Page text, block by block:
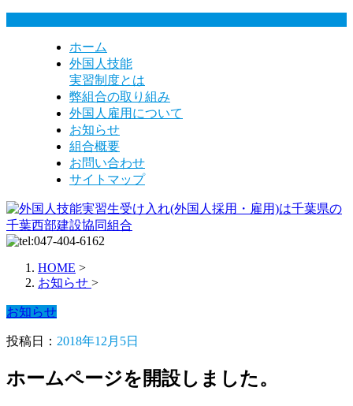
ホーム
外国人技能
実習制度とは
弊組合の取り組み
外国人雇用について
お知らせ
組合概要
お問い合わせ
サイトマップ
HOME >
お知らせ >
お知らせ
投稿日： 2018年12月5日
ホームページを開設しました。